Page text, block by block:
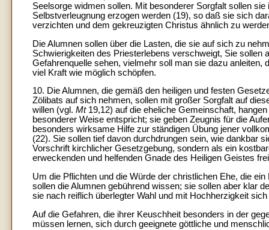
Seelsorge widmen sollen. Mit besonderer Sorgfalt sollen
Selbstverleugnung erzogen werden (19), so daß sie sich
verzichten und dem gekreuzigten Christus ähnlich zu
Die Alumnen sollen über die Lasten, die sie auf sich zu
Schwierigkeiten des Priesterlebens verschweigt, Sie
Gefahrenquelle sehen, vielmehr soll man sie dazu
viel Kraft wie möglich schöpfen.
10. Die Alumnen, die gemäß den heiligen und festen
Zölibats auf sich nehmen, sollen mit großer Sorgfalt auf
willen (vgl. Mt19,12) auf die eheliche Gemeinschaft,
besonderer Weise entspricht; sie geben Zeugnis für die
besonders wirksame Hilfe zur ständigen Übung jener
(22). Sie sollen tief davon durchdrungen sein, wie dankbar
Vorschrift kirchlicher Gesetzgebung, sondern als ein
erweckenden und helfenden Gnade des Heiligen Geistes
Um die Pflichten und die Würde der christlichen Ehe, die
sollen die Alumnen gebührend wissen; sie sollen aber klar
sie nach reiflich überlegter Wahl und mit Hochherzigkeit
Auf die Gefahren, die ihrer Keuschheit besonders in der
müssen lernen, sich durch geeignete göttliche und